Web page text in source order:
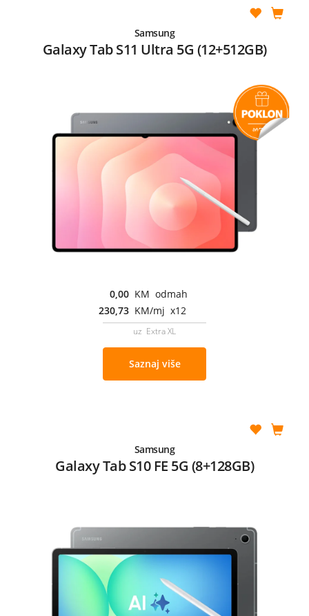
Samsung
Galaxy Tab S11 Ultra 5G (12+512GB)
0,00 KM odmah
230,73 KM/mj x12
uz Extra XL
Saznaj više
Samsung
Galaxy Tab S10 FE 5G (8+128GB)